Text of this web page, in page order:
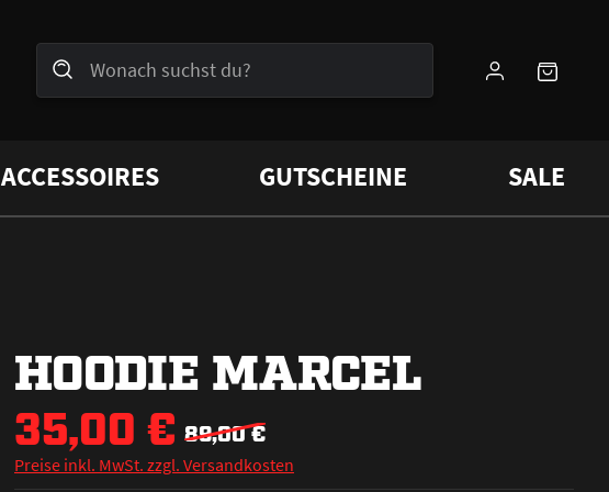
ACCESSOIRES GUTSCHEINE SALE
HOODIE MARCEL
35,00 € 89,00 €
Preise inkl. MwSt. zzgl. Versandkosten